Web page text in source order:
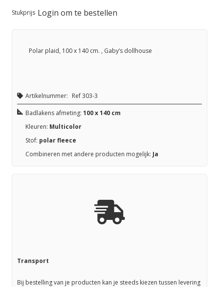
Stukprijs Login om te bestellen
Polar plaid, 100 x 140 cm. , Gaby’s dollhouse
Artikelnummer: Ref 303-3
Badlakens afmeting: 100 x 140 cm
Kleuren: Multicolor
Stof: polar fleece
Combineren met andere producten mogelijk: Ja
Transport
Bij bestelling van je producten kan je steeds kiezen tussen levering